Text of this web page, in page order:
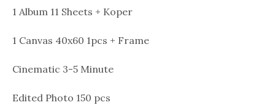
1 Album 11 Sheets + Koper
1 Canvas 40x60 1pcs + Frame
Cinematic 3-5 Minute
Edited Photo 150 pcs